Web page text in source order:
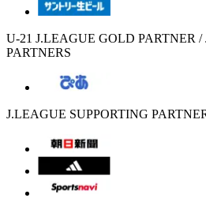
U-21 J.LEAGUE GOLD PARTNER
PARTNERS
J.LEAGUE SUPPORTING